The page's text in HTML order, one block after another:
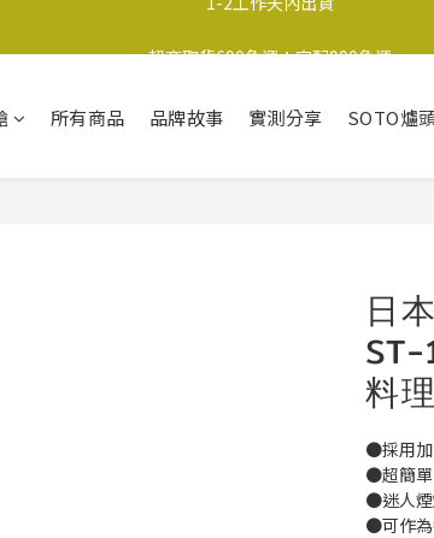
超商取貨690免運；宅配990免運
所有商品 品牌故事 實測分享 SOTO爐
日
料理
●採用加
●超簡單
●迷人煙
●可作為